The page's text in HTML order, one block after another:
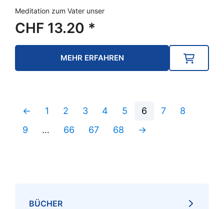
Meditation zum Vater unser
CHF 13.20 *
MEHR ERFAHREN
← 1 2 3 4 5 6 7
8
9
… 66 67 68 →
BÜCHER